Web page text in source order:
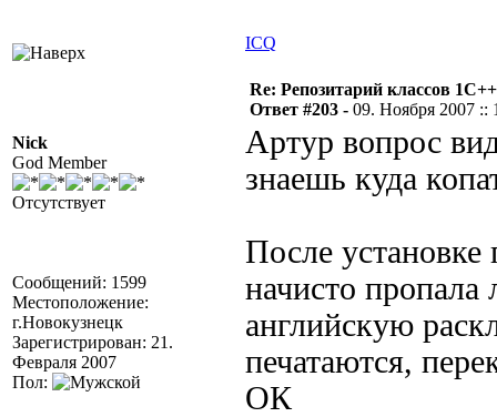
ICQ
Nick
God Member
Отсутствует
Сообщений: 1599
Местоположение:
г.Новокузнецк
Зарегистрирован: 21.
Февраля 2007
Пол:
Re: Репозитарий классов
Ответ #203 - 09. Ноября 2007 ::
Артур вопрос
знаешь куда
После установке
начисто пропала
английскую
печатаются,
ОК